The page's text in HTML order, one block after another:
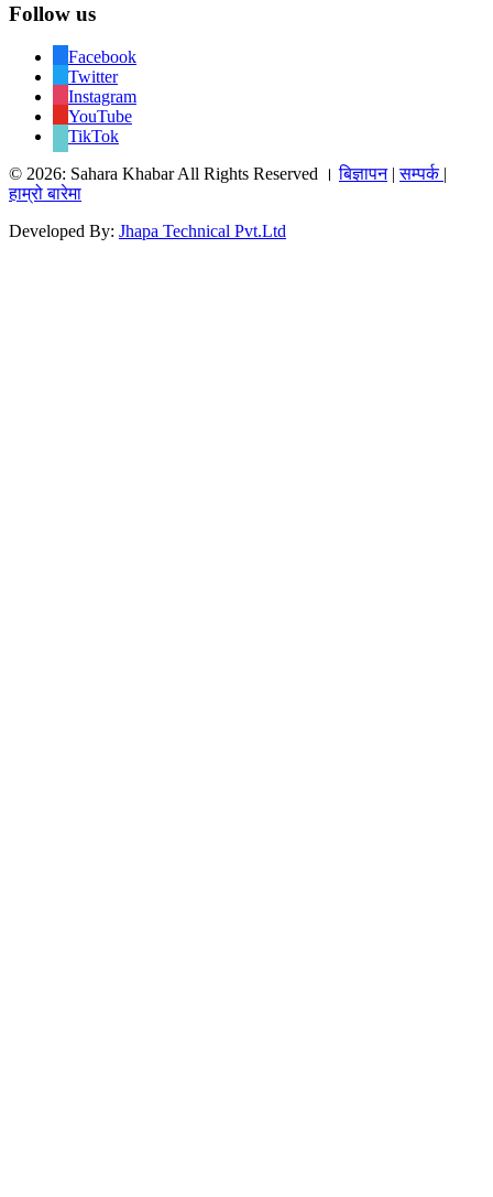
Follow us
Facebook
Twitter
Instagram
YouTube
TikTok
© 2026: Sahara Khabar All Rights Reserved ।बिज्ञापन|सम्पर्क |
हाम्रो बारेमा
Developed By: Jhapa Technical Pvt.Ltd